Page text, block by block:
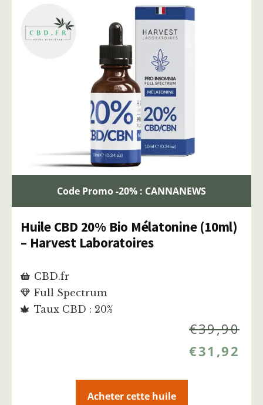
Code Promo -20% : CANNANEWS
Huile CBD 20% Bio Mélatonine (10ml)
– Harvest Laboratoires
CBD.fr
Full Spectrum
Taux CBD : 20%
€39,90
€31,92
Acheter cette huile